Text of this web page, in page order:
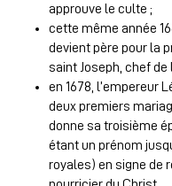
approuve le culte ;
cette même année
devient père pour la
saint Joseph, chef de
en 1678, l’empereur
deux premiers
donne sa troisième
étant un prénom
royales) en signe de